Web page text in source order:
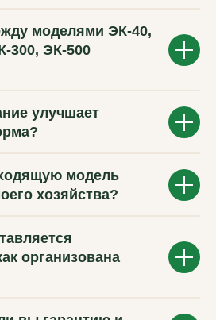
моделями ЭК-40,
300, ЭК-500
улучшает
модель
хозяйства?
организована